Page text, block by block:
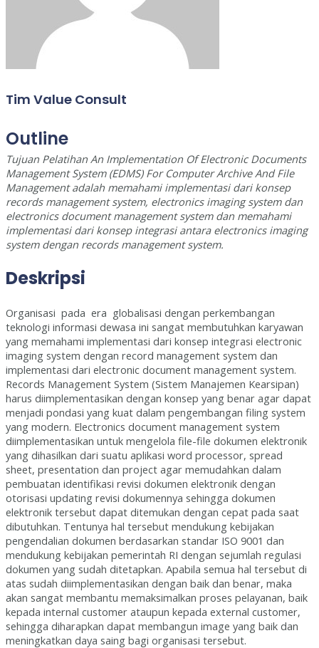
Tim Value Consult
Outline
Tujuan Pelatihan An Implementation Of Electronic Documents
Management System (EDMS) For Computer Archive And File
Management adalah memahami implementasi dari konsep
records management system, electronics imaging system dan
electronics document management system dan memahami
implementasi dari konsep integrasi antara electronics imaging
system dengan records management system.
Deskripsi
Organisasi pada era globalisasi dengan perkembangan
teknologi informasi dewasa ini sangat membutuhkan karyawan
yang memahami implementasi dari konsep integrasi electronic
imaging system dengan record management system dan
implementasi dari electronic document management system.
Records Management System (Sistem Manajemen Kearsipan)
harus diimplementasikan dengan konsep yang benar agar dapat
menjadi pondasi yang kuat dalam pengembangan filing system
yang modern. Electronics document management system
diimplementasikan untuk mengelola file-file dokumen elektronik
yang dihasilkan dari suatu aplikasi word processor, spread
sheet, presentation dan project agar memudahkan dalam
pembuatan identifikasi revisi dokumen elektronik dengan
otorisasi updating revisi dokumennya sehingga dokumen
elektronik tersebut dapat ditemukan dengan cepat pada saat
dibutuhkan. Tentunya hal tersebut mendukung kebijakan
pengendalian dokumen berdasarkan standar ISO 9001 dan
mendukung kebijakan pemerintah RI dengan sejumlah regulasi
dokumen yang sudah ditetapkan. Apabila semua hal tersebut di
atas sudah diimplementasikan dengan baik dan benar, maka
akan sangat membantu memaksimalkan proses pelayanan, baik
kepada internal customer ataupun kepada external customer,
sehingga diharapkan dapat membangun image yang baik dan
meningkatkan daya saing bagi organisasi tersebut.